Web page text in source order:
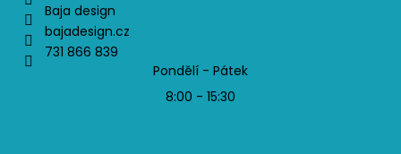
Baja design
bajadesign.cz
731 866 839
Pondělí - Pátek
8:00 - 15:30